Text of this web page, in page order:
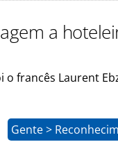
a
francês Laurent
Gente >